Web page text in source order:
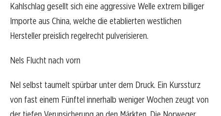
Kahlschlag gesellt sich eine aggressive Welle extrem billiger
Importe aus China, welche die etablierten westlichen
Hersteller preislich regelrecht pulverisieren.
Nels Flucht nach vorn
Nel selbst taumelt spürbar unter dem Druck. Ein Kurssturz
von fast einem Fünftel innerhalb weniger Wochen zeugt von